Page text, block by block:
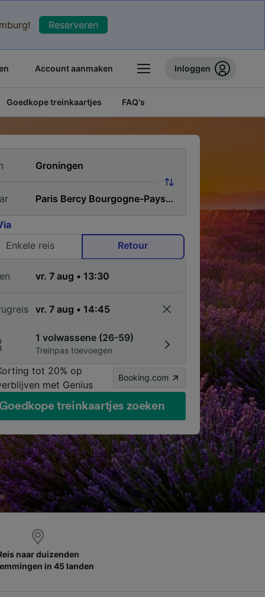
Reserveren
Account aanmaken Inloggen
Goedkope treinkaartjes FAQ's
Enkele reis
Retour
1 volwassene (26-59)
Treinpas toevoegen
tot 20% op
met Genius
Booking.com
Goedkope treinkaartjes zoeken
naar duizenden
in 45 landen